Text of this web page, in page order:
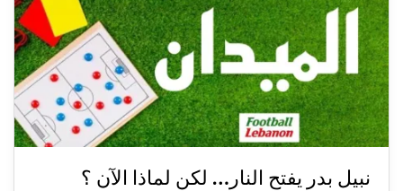
نبيل بدر يفتح النار… لكن لماذا الآن ؟